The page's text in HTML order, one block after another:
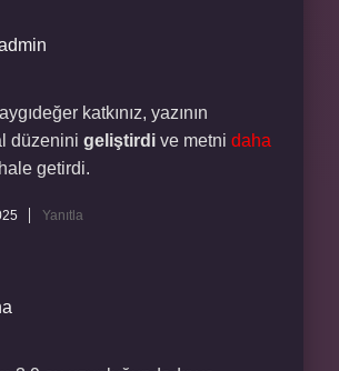
katkınız, yazının
düzenini geliştirdi ve metni daha
hale getirdi.
Yanıtla